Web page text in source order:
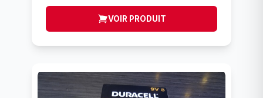
VOIR PRODUIT